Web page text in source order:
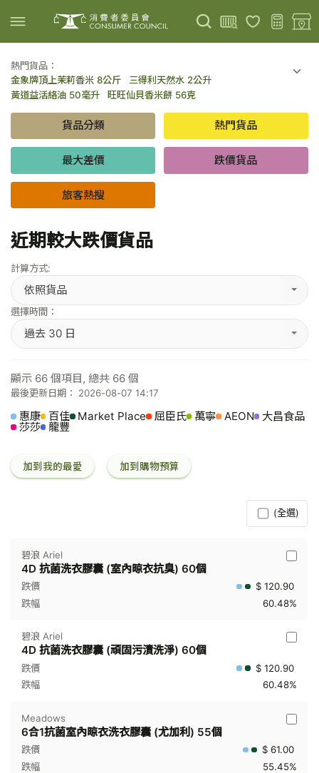
上載圖片 掃描條碼
熱門貨品：
金象牌頂上茉莉香米 8公斤
三得利天然水 2公升
黃道益活絡油 50毫升
旺旺仙貝香米餅 56克
百勝廚新加坡叻沙拉麵 144克
倍樂醇乳酪飲品 - 藍莓 65毫升 x 6
金象牌頂上茉莉香米 5公斤
低鹽/無鹽/低糖/無糖食品
貨品分類 熱門貨品
最大差價 跌價貨品
旅客熱搜
近期較大跌價貨品
計算方式:
依照貨品
選擇時間：
過去 30 日
顯示 66 個項目, 總共 66 個
最後更新日期： 2026-08-07 14:17
惠康 百佳 Market Place 屈臣氏 萬寧 AEON 大昌食品
莎莎 龍豐
加到我的最愛 加到購物預算
(全選)
碧浪 Ariel
4D 抗菌洗衣膠囊 (室內晾衣抗臭) 60個
$ 120.90
60.48%
碧浪 Ariel
4D 抗菌洗衣膠囊 (頑固污漬洗淨) 60個
$ 120.90
60.48%
Meadows
6合1抗菌室內晾衣洗衣膠囊 (尤加利) 55個
$ 61.00
55.45%